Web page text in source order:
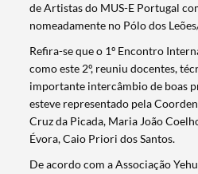
de Artistas do MUS-E Portugal
nomeadamente no Pólo dos
Refira-se que o 1º Encontro
como este 2º, reuniu docentes,
importante intercâmbio de boas
esteve representado pela
Cruz da Picada, Maria João
Évora, Caio Priori dos Santos.
De acordo com a Associação